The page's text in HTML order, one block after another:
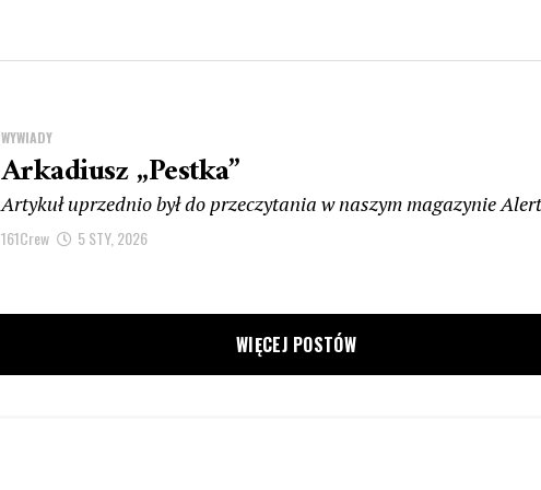
WYWIADY
Arkadiusz „Pestka”
Artykuł uprzednio był do przeczytania w naszym magazynie
161Crew 5 STY, 2026
WIĘCEJ POSTÓW